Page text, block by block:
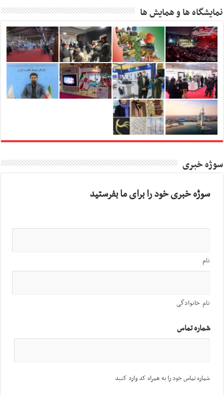
نمایشگاه ها و همایش ها
سوژه خبری
سوژه خبری خود را برای ما بفرستید
نام
نام خانوادگی
شماره تماس
شماره تماس خود را به همراه کد وارد کنید